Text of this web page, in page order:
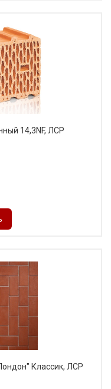
14,3NF, ЛСР
Классик, ЛСР